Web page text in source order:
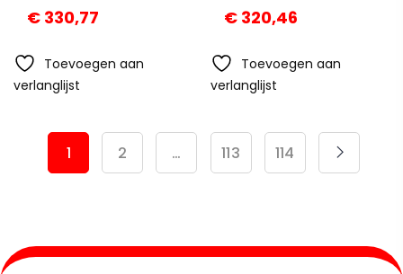
€ 330,77
Toevoegen aan
verlanglijst
X 132 X 135 Cm)
€ 320,46
Toevoegen aan
verlanglijst
1 2 … 113 114